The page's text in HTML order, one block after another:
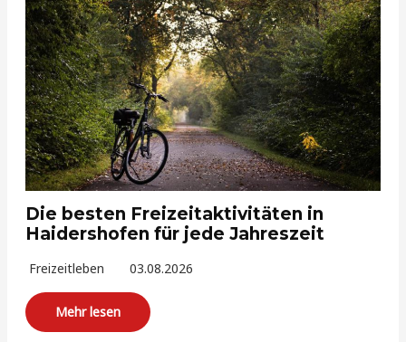
Die besten Freizeitaktivitäten in
Haidershofen für jede Jahreszeit
Freizeitleben 03.08.2026
Mehr lesen